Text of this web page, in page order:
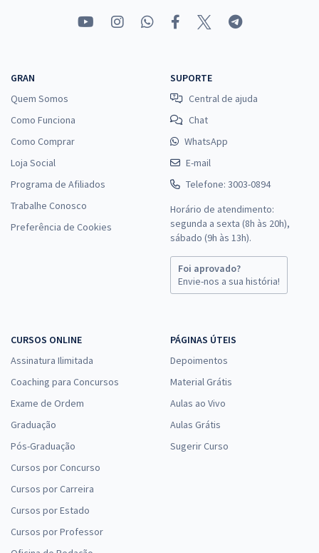
GRAN
Quem Somos
Como Funciona
Como Comprar
Loja Social
Programa de Afiliados
Trabalhe Conosco
Preferência de Cookies
SUPORTE
Central de ajuda
Chat
WhatsApp
E-mail
Telefone: 3003-0894
Horário de atendimento:
segunda a sexta (8h às 20h),
sábado (9h às 13h).
Foi aprovado?
Envie-nos a sua história!
CURSOS ONLINE
Assinatura Ilimitada
Coaching para Concursos
Exame de Ordem
Graduação
Pós-Graduação
Cursos por Concurso
Cursos por Carreira
Cursos por Estado
Cursos por Professor
PÁGINAS ÚTEIS
Depoimentos
Material Grátis
Aulas ao Vivo
Aulas Grátis
Sugerir Curso